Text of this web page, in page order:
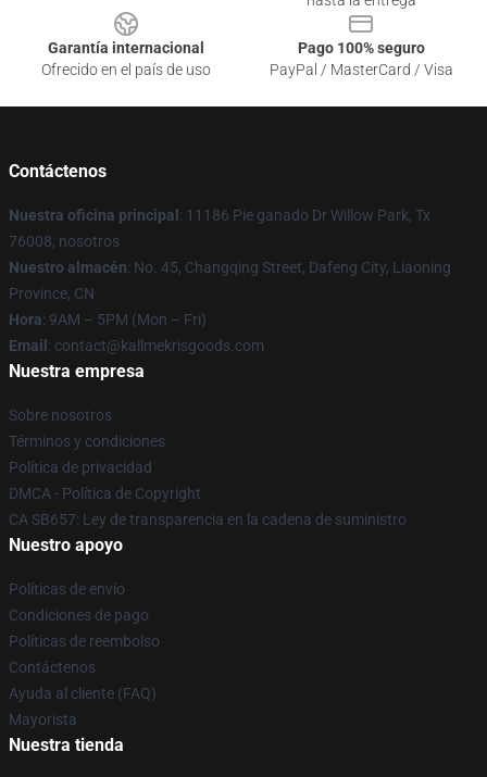
Garantía internacional
Ofrecido en el país de uso
Pago 100% seguro
PayPal / MasterCard / Visa
Contáctenos
Nuestra oficina principal : 11186 Pie ganado Dr Willow Park, Tx
76008, nosotros
Nuestro almacén: No. 45, Changqing Street, Dafeng City, Liaoning
Province, CN
Hora: 9AM – 5PM (Mon – Fri)
Email : contact@kallmekrisgoods.com
Nuestra empresa
Sobre nosotros
Términos y condiciones
Política de privacidad
DMCA - Política de Copyright
CA SB657: Ley de transparencia en la cadena de suministro
Nuestro apoyo
Políticas de envío
Condiciones de pago
Políticas de reembolso
Contáctenos
Ayuda al cliente (FAQ)
Mayorista
Nuestra tienda